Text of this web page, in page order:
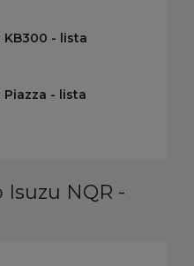
- lista
- lista
NQR -